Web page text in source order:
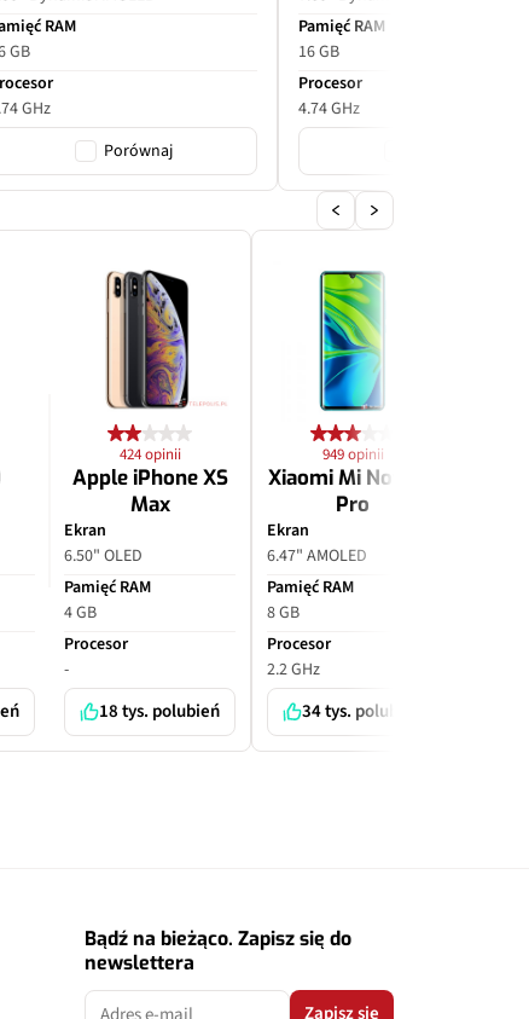
RAM
GB
GHz
Porównaj
Pamięć RAM
16 GB
Procesor
4.74 GHz
424 opinii
Apple iPhone XS
Max
Ekran
6.50" OLED
Pamięć RAM
4 GB
Procesor
-
18 tys. polubień
949 opinii
Xiaomi Mi Note 10
Pro
Ekran
6.47" AMOLED
Pamięć RAM
8 GB
Procesor
2.2 GHz
34 tys. polubień
Bądź na bieżąco. Zapisz się do
newslettera
Zapisz się